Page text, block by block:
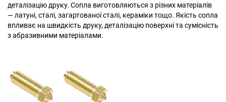
деталізацію друку. Сопла виготовляються з різних матеріалів
— латуні, сталі, загартованої сталі, кераміки тощо. Якість сопла
впливає на швидкість друку, деталізацію поверхні та сумісність
з абразивними матеріалами.